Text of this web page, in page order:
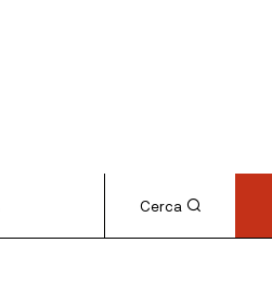
Cerca